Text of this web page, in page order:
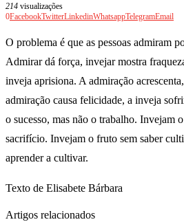
214 visualizações
0FacebookTwitterLinkedinWhatsappTelegramEmail
O problema é que as pessoas admiram
Admirar dá força, invejar mostra
inveja aprisiona. A admiração
admiração causa felicidade, a inveja
o sucesso, mas não o trabalho. Invejam
sacrifício. Invejam o fruto sem saber
aprender a cultivar.
Texto de Elisabete Bárbara
Artigos relacionados